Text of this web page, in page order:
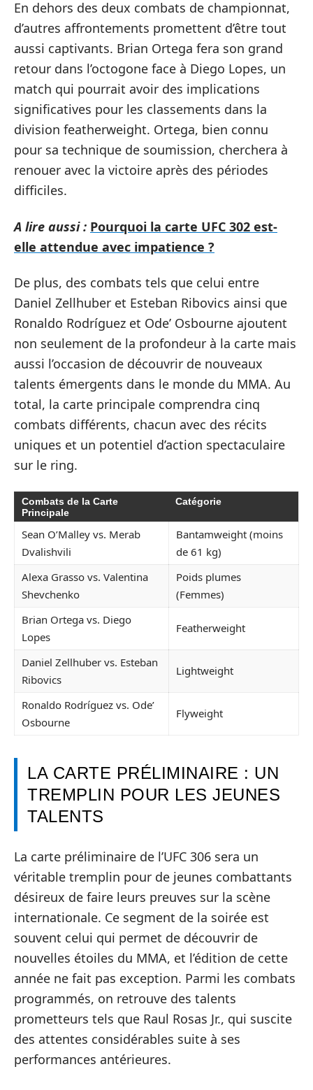
En dehors des deux combats de championnat,
d’autres affrontements promettent d’être tout
aussi captivants. Brian Ortega fera son grand
retour dans l’octogone face à Diego Lopes, un
match qui pourrait avoir des implications
significatives pour les classements dans la
division featherweight. Ortega, bien connu
pour sa technique de soumission, cherchera à
renouer avec la victoire après des périodes
difficiles.
A lire aussi : Pourquoi la carte UFC 302 est-
elle attendue avec impatience ?
De plus, des combats tels que celui entre
Daniel Zellhuber et Esteban Ribovics ainsi que
Ronaldo Rodríguez et Ode’ Osbourne ajoutent
non seulement de la profondeur à la carte mais
aussi l’occasion de découvrir de nouveaux
talents émergents dans le monde du MMA. Au
total, la carte principale comprendra cinq
combats différents, chacun avec des récits
uniques et un potentiel d’action spectaculaire
sur le ring.
Combats de la Carte
Principale
Catégorie
Sean O’Malley vs. Merab
Dvalishvili
Bantamweight (moins
de 61 kg)
Alexa Grasso vs. Valentina
Shevchenko
Poids plumes
(Femmes)
Brian Ortega vs. Diego
Lopes
Featherweight
Daniel Zellhuber vs. Esteban
Ribovics
Lightweight
Ronaldo Rodríguez vs. Ode’
Osbourne
Flyweight
LA CARTE PRÉLIMINAIRE : UN
TREMPLIN POUR LES JEUNES
TALENTS
La carte préliminaire de l’UFC 306 sera un
véritable tremplin pour de jeunes combattants
désireux de faire leurs preuves sur la scène
internationale. Ce segment de la soirée est
souvent celui qui permet de découvrir de
nouvelles étoiles du MMA, et l’édition de cette
année ne fait pas exception. Parmi les combats
programmés, on retrouve des talents
prometteurs tels que Raul Rosas Jr., qui suscite
des attentes considérables suite à ses
performances antérieures.